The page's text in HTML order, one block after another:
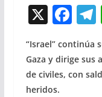
X F
ac
e
b
“Israel” continúa
Gaza y dirige sus
de civiles, con
heridos.